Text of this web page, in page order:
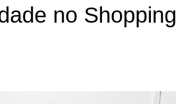
no Shopping